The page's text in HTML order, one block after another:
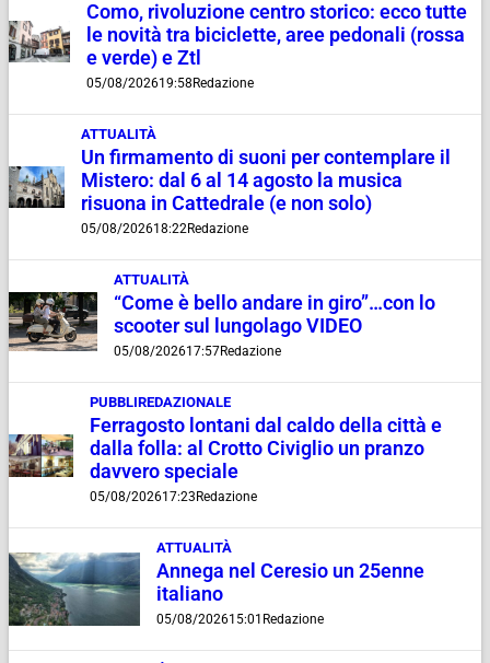
Como, rivoluzione centro storico: ecco tutte
le novità tra biciclette, aree pedonali (rossa
e verde) e Ztl
05/08/202619:58 Redazione
ATTUALITÀ
Un firmamento di suoni per contemplare il
Mistero: dal 6 al 14 agosto la musica
risuona in Cattedrale (e non solo)
05/08/202618:22Redazione
ATTUALITÀ
“Come è bello andare in giro”…con lo
scooter sul lungolago VIDEO
05/08/202617:57Redazione
PUBBLIREDAZIONALE
Ferragosto lontani dal caldo della città e
dalla folla: al Crotto Civiglio un pranzo
davvero speciale
05/08/202617:23 Redazione
ATTUALITÀ
Annega nel Ceresio un 25enne
italiano
05/08/202615:01 Redazione